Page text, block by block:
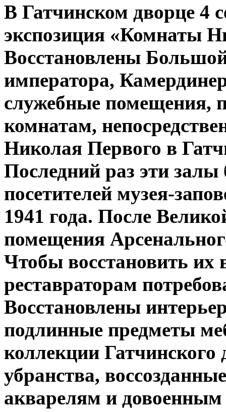
В Гатчинском дворце 4
экспозиция «Комнаты
Восстановлены
императора,
служебные
комнатам,
Николая Первого в
Последний раз эти
посетителей музея-
1941 года. После
помещения
Чтобы восстановить их
реставраторам
Восстановлены
подлинные предметы
коллекции
убранства,
акварелям и